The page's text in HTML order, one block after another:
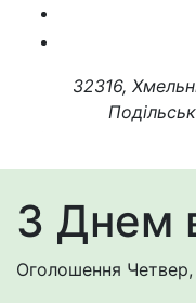
32316,
З Днем
Оголошення